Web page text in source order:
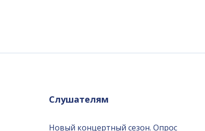
Слушателям
Новый концертный сезон. Опрос